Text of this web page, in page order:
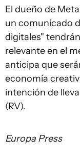
El dueño de
un comunicado
digitales"
relevante en el
anticipa que
economía
intención de
(RV).
Europa Press